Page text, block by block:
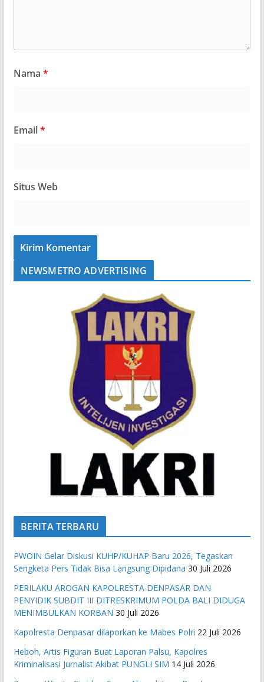
Nama *
Email*
Situs Web
NEWSMETRO ADVERTISING
BERITA TERBARU
PWOIN Gelar Diskusi KUHP/KUHAP Baru 2026, Tegaskan
Sengketa Pers Tidak Bisa Langsung Dipidana 30 Juli 2026
PERILAKU AROGAN KAPOLRESTA DENPASAR DAN
PENYIDIK SUBDIT III DITRESKRIMUM POLDA BALI DIDUGA
MENIMBULKAN KORBAN 30 Juli 2026
Kapolresta Denpasar dilaporkan ke Mabes Polri 22 Juli 2026
Heboh, Artis Figuran Buat Laporan Palsu, Kapolres
Kriminalisasi Jurnalist Akibat PUNGLI SIM 14 Juli 2026